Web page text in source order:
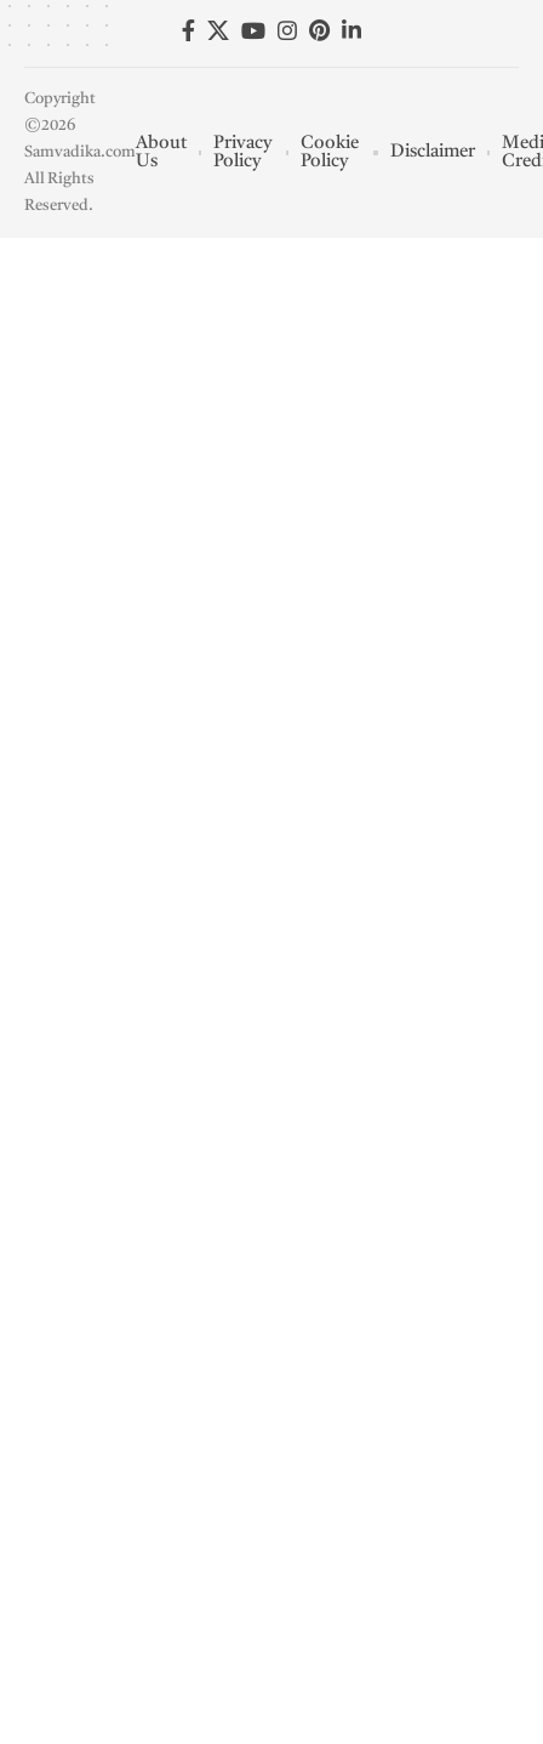
Copyright
©2026
Samvadika.com
All Rights
Reserved.
About
Us
Privacy
Policy
Cookie
Policy
Disclaimer